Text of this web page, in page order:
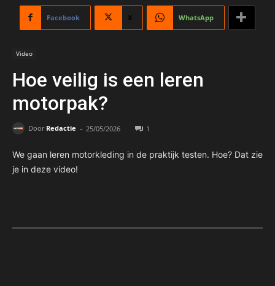
Facebook X WhatsApp
Video
Hoe veilig is een leren
motorpak?
Door Redactie - 25/05/2026 1
We gaan leren motorkleding in de praktijk testen. Hoe? Dat zie
je in deze video!